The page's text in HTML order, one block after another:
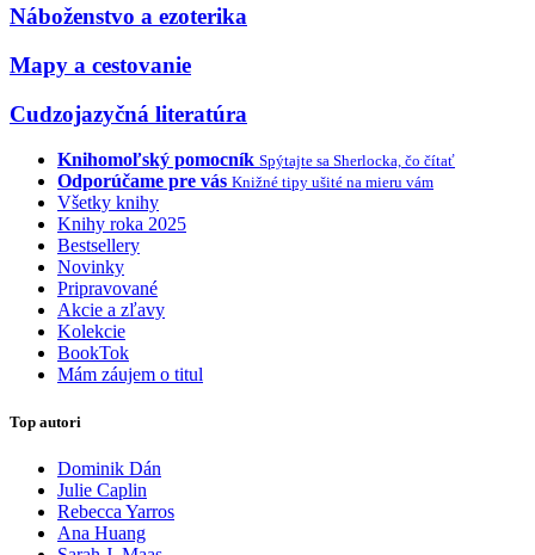
Náboženstvo a ezoterika
Mapy a cestovanie
Cudzojazyčná literatúra
Knihomoľský pomocník Spýtajte sa Sherlocka, čo čítať
Odporúčame pre vás Knižné tipy ušité na mieru vám
Všetky knihy
Knihy roka 2025
Bestsellery
Novinky
Pripravované
Akcie a zľavy
Kolekcie
BookTok
Mám záujem o titul
Top autori
Dominik Dán
Julie Caplin
Rebecca Yarros
Ana Huang